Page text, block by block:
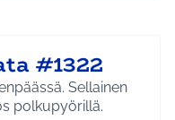
#1322
Sellainen
polkupyörillä.